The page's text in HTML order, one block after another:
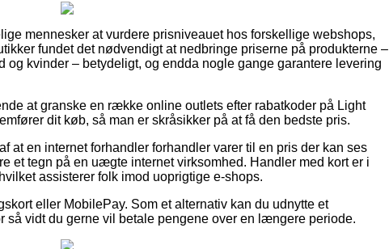
mennesker at vurdere prisniveauet hos forskellige webshops,
fundet det nødvendigt at nedbringe priserne på produkterne –
kvinder – betydeligt, og endda nogle gange garantere levering
at granske en række online outlets efter rabatkoder på Light
dit køb, så man er skråsikker på at få den bedste pris.
at en internet forhandler forhandler varer til en pris der kan ses
et tegn på en uægte internet virksomhed. Handler med kort er i
assisterer folk imod uoprigtige e-shops.
eller MobilePay. Som et alternativ kan du udnytte et
så vidt du gerne vil betale pengene over en længere periode.